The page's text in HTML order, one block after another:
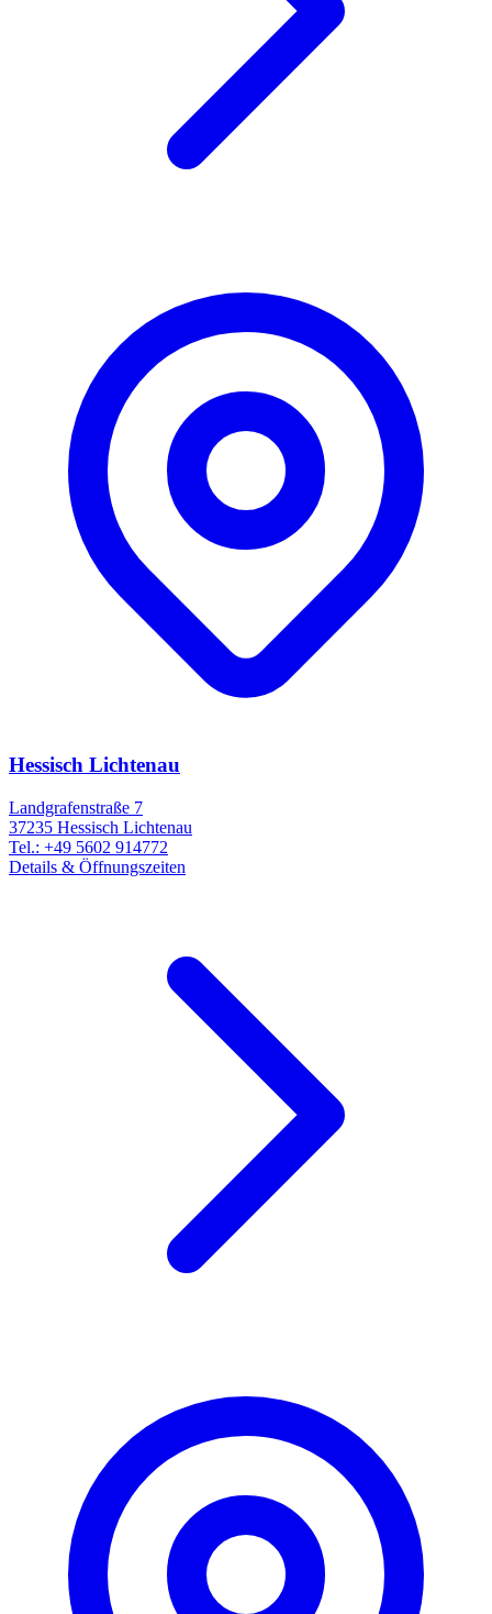
Hessisch Lichtenau
Landgrafenstraße 7
37235 Hessisch Lichtenau
Tel.: +49 5602 914772
Details & Öffnungszeiten